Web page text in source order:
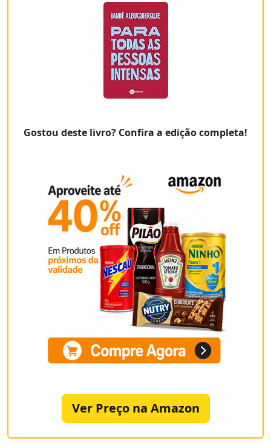
Gostou deste livro? Confira a edição completa!
Ver Preço na Amazon